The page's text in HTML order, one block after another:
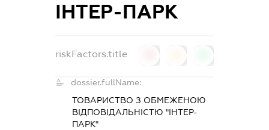
ІНТЕР-ПАРК
riskFactors.title
dossier.fullName:
ТОВАРИСТВО З ОБМЕЖЕНОЮ
ВІДПОВІДАЛЬНІСТЮ "ІНТЕР-
ПАРК"